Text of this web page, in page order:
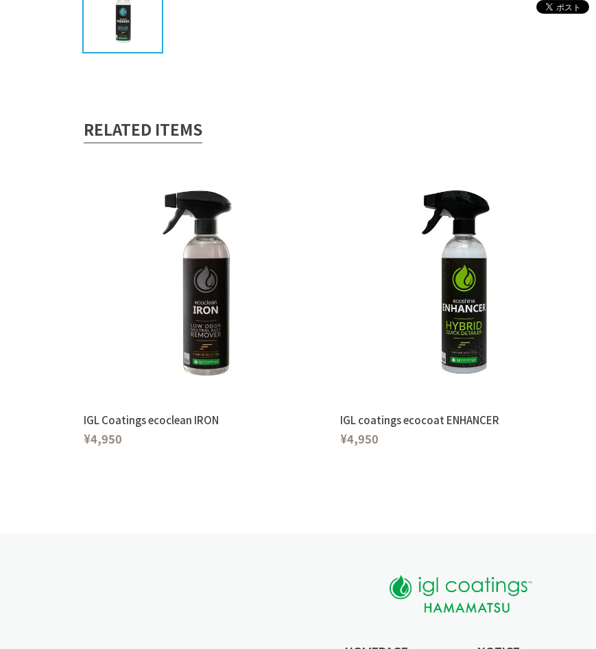
RELATED ITEMS
IGL Coatings ecoclean IRON
¥4,950
IGL coatings ecocoat ENHANCER
¥4,950